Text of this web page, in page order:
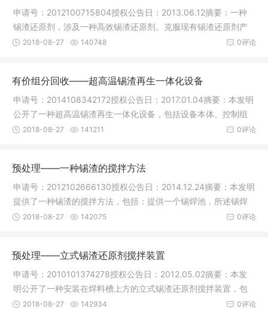
申请号：2012100715804授权公告日：2013.06.12摘要：一种
锡渣还原剂，涉及一种高效锡渣还原剂。克服现有锡渣还原剂产
品的锡还原
0评论
2018-08-27 140748
有价组分回收——超高温锡渣再生一体化设备
申请号：2014108342172授权公告日：2017.01.04摘要：本发明
公开了一种超高温锡渣再生一体化设备，包括设备本体、控制组
件、加热
0评论
2018-08-27 141211
预处理——一种锡渣的搅拌方法
申请号：2012102666130授权公告日：2014.12.24摘要：本发明
提供了一种锡渣的搅拌方法，包括：提供一个锡焊池，所述锡焊
池中具有
0评论
2018-08-27 142075
预处理——立式锡渣还原剂搅拌装置
申请号：2010101374278授权公告日：2012.05.02摘要：本发
明公开了一种安装在焊料槽上方的立式锡渣还原剂搅拌装置，包
括安装在焊
0评论
2018-08-27 142934